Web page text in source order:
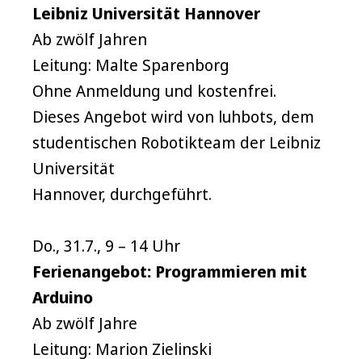
Leibniz Universität Hannover
Ab zwölf Jahren
Leitung: Malte Sparenborg
Ohne Anmeldung und kostenfrei.
Dieses Angebot wird von luhbots, dem
studentischen Robotikteam der Leibniz
Universität
Hannover, durchgeführt.
Do., 31.7., 9 – 14 Uhr
Ferienangebot: Programmieren mit
Arduino
Ab zwölf Jahre
Leitung: Marion Zielinski